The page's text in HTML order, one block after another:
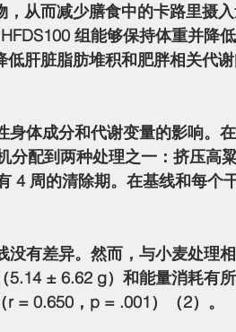
从而减少膳食中的卡路里摄
组能够保持体重并降
肝脏脂肪堆积和肥胖相关代
分配到两种处理之一：挤压高
4 周的清除期。在基线和每个
± 6.62 g）和能量消耗有
= 0.650，p = .001）（2）。